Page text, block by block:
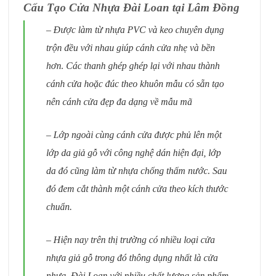
Cấu Tạo Cửa Nhựa Đài Loan tại Lâm Đồng
– Được làm từ nhựa PVC và keo chuyên dụng
trộn đều với nhau giúp cánh cửa nhẹ và bền
hơn. Các thanh ghép ghép lại với nhau thành
cánh cửa hoặc đúc theo khuôn mẫu có sẵn tạo
nên cánh cửa đẹp đa dạng về mẫu mã
– Lớp ngoài cùng cánh cửa được phủ lên một
lớp da giả gỗ với công nghệ dán hiện đại, lớp
da đó cũng làm từ nhựa chống thấm nước. Sau
đó đem cắt thành một cánh cửa theo kích thước
chuẩn.
– Hiện nay trên thị trường có nhiều loại cửa
nhựa giả gỗ trong đó thông dụng nhất là cửa